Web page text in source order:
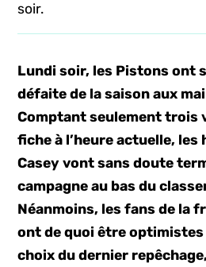
soir.
Lundi soir, les Pistons ont
défaite de la saison aux
Comptant seulement trois
fiche à l’heure actuelle, les
Casey vont sans doute
campagne au bas du
Néanmoins, les fans de la
ont de quoi être
choix du dernier